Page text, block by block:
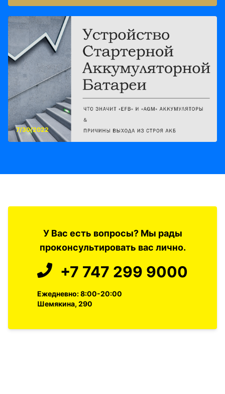
7/30/2022
У Вас есть вопросы? Мы рады
проконсультировать вас лично.
+7 747 299 9000
Ежедневно: 8:00-20:00
Шемякина, 290